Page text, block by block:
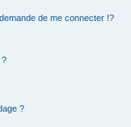
de me connecter !?
?
?